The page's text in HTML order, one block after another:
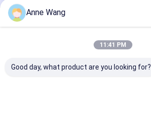
Nuestras Categorías
Anne Wang
11:41 PM
Good day, what product are you looking for?